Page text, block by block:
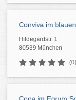
Conviva im
Hildegardstr. 1
80539 München
(0)